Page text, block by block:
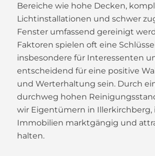
Bereiche wie hohe Decken,
Lichtinstallationen und schwer
Fenster umfassend gereinigt
Faktoren spielen oft eine
insbesondere für Interessenten
entscheidend für eine positive
und Werterhaltung sein. Durch
durchweg hohen
wir Eigentümern in Illerkirchberg,
Immobilien marktgängig und
halten.